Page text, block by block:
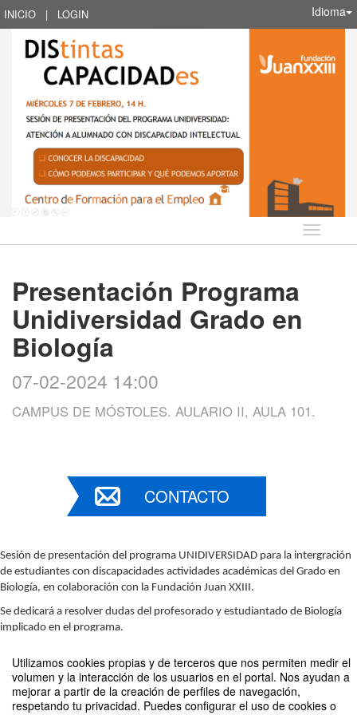
Utilizamos cookies propias y de terceros que nos permiten medir el
volumen y la interacción de los usuarios en el portal. Nos ayudan a
mejorar a partir de la creación de perfiles de navegación,
respetando tu privacidad. Puedes configurar el uso de cookies o
INICIO | LOGIN Idioma
Idioma
Presentación Programa
Unidiversidad Grado en
Biología
07-02-2024 14:00
CAMPUS DE MÓSTOLES. AULARIO II, AULA 101.
CONTACTO
Sesión de presentación del programa UNIDIVERSIDAD para la intergración
de estudiantes con discapacidades actividades académicas del Grado en
Biología, en colaboración con la Fundación Juan XXIII.
Se dedicará a resolver dudas del profesorado y estudiantado de Biología
implicado en el programa.
Compartir por email